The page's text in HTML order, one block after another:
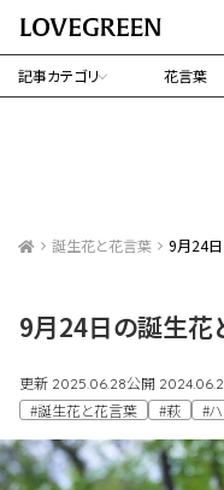
記事カテゴリ 花言葉
誕生花と花言葉 9月24
9月24日の誕生花
更新 2025.06.28公開
#誕生花と花言葉
#萩 #